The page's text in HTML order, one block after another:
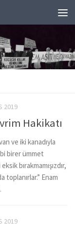
2019
Hakikatı
ve iki kanadıyla
birer ümmet
bırakmamışızdır,
Enam
2019